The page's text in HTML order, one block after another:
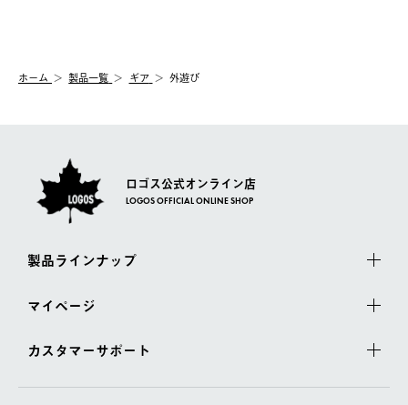
【配送業者】
佐川急便にて配送されます。
一度お手元の商品を返品いただき、ご希望商品を再注文してくだ
ホーム 製品一覧 ギア 外遊び
ロゴス公式オンライン店
LOGOS OFFICIAL ONLINE SHOP
製品ラインナップ
マイページ
カスタマーサポート